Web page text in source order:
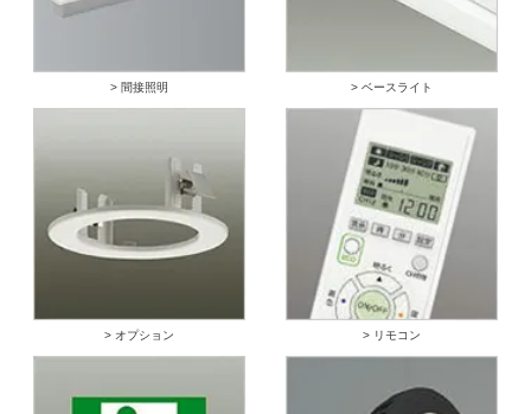
> 間接照明 > ベースライト
> オプション > リモコン